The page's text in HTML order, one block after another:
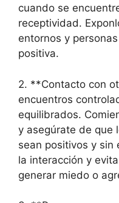
cuando se
receptividad.
entornos y
positiva.
2. **Contacto con
encuentros
equilibrados.
y asegúrate de que
sean positivos y sin
la interacción y
generar miedo o